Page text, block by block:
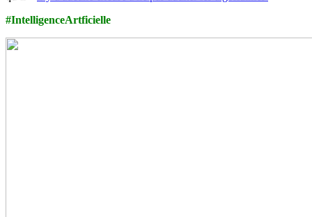
#IntelligenceArtficielle